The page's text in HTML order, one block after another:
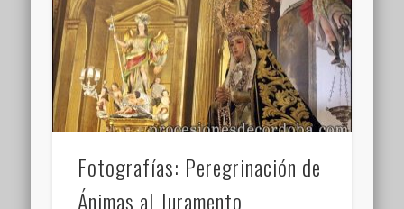
Fotografías: Peregrinación de
Ánimas al Juramento